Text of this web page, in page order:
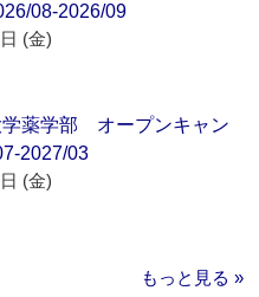
08-2026/09
(金)
学薬学部 オープンキャン
2027/03
(金)
もっと見る »